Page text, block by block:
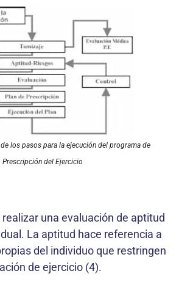
los pasos para la ejecución del programa de
Prescripción del Ejercicio
una evaluación de aptitud
La aptitud hace referencia a
del individuo que restringen
de ejercicio (4).